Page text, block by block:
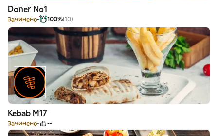
Doner No1
Зачинено 100%(10)
Kebab M17
Зачинено --